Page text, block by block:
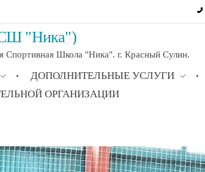
"Ника")
Спортивная Школа "Ника". г. Красный Сулин.
ДОПОЛНИТЕЛЬНЫЕ УСЛУГИ
ОРГАНИЗАЦИИ